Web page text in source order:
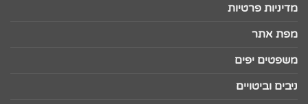
מדיניות פרטיות
מפת אתר
משפטים יפים
ניבים וביטויים